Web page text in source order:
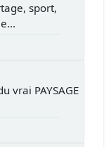
sport,
vrai PAYSAGE